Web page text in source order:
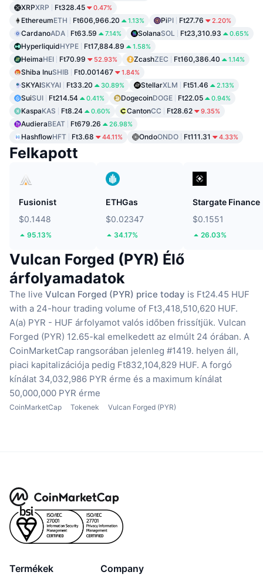
XRPXRP Ft328.45 0.47%
EthereumETH Ft606,966.20 1.13% PiPI Ft27.76 2.20%
CardanoADA Ft63.59 7.14% SolanaSOL Ft23,310.93 0.65%
HyperliquidHYPE Ft17,884.89 1.58%
HeimaHEI Ft70.99 52.93% ZcashZEC Ft160,386.40 1.14%
Shiba InuSHIB Ft0.001467 1.84%
SKYAISKYAI Ft33.20 30.89% StellarXLM Ft51.46 2.13%
SuiSUI Ft214.54 0.41% DogecoinDOGE Ft22.05 0.94%
KaspaKAS Ft8.24 0.60% CantonCC Ft28.62 9.35%
AudieraBEAT Ft679.26 26.98%
HashflowHFT Ft3.68 44.11% OndoONDO Ft111.31 4.33%
Felkapott
Fusionist
$0.1448
95.13%
ETHGas
$0.02347
34.17%
Stargate Finance
$0.1551
26.03%
Vulcan Forged (PYR) Élő
árfolyamadatok
The live Vulcan Forged (PYR) price today is Ft24.45 HUF
with a 24-hour trading volume of Ft3,418,510,620 HUF.
A(a) PYR - HUF árfolyamot valós időben frissítjük. Vulcan
Forged (PYR) 12.65-kal emelkedett az elmúlt 24 órában. A
CoinMarketCap rangsorában jelenleg #1419. helyen áll,
piaci kapitalizációja pedig Ft832,104,829 HUF. A forgó
kínálat 34,032,986 PYR érme és a maximum kínálat
50,000,000 PYR érme
CoinMarketCap Tokenek Vulcan Forged (PYR)
Termékek Company